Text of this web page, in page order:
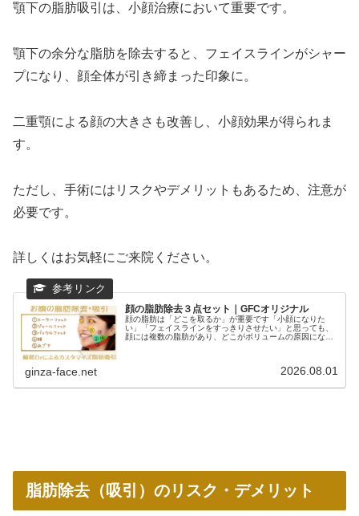
顎下の脂肪吸引は、小顔治療において重要です。
顎下の余分な脂肪を除去すると、フェイスラインがシャー
プになり、顔全体が引き締まった印象に。
二重顎による顔の大きさも改善し、小顔効果が得られま
す。
ただし、手術にはリスクやデメリットもあるため、注意が
必要です。
詳しくはお気軽にご来院ください。
顔の脂肪除去３点セット｜GFCオリジナル
顔の脂肪は「どこを取るか」が重要です「小顔になりた
い」「フェイスラインをすっきりさせたい」と思っても、
顔には複数の脂肪があり、どこがボリュームの原因になっ
ginza-face.net 2026.08.01
脂肪除去（吸引）のリスク・デメリット